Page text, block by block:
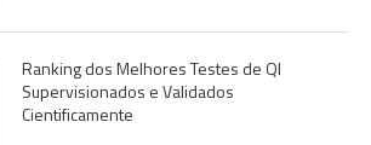
Ranking dos Melhores Testes de QI
Supervisionados e Validados
Cientificamente